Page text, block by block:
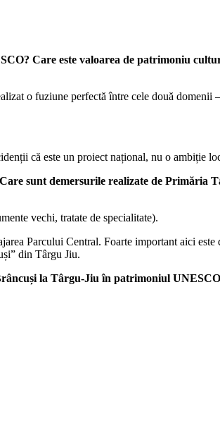
Care este valoarea de patrimoniu
o fuziune perfectă între cele două domenii
că este un proiect național, nu o ambiție
sunt demersurile realizate de Primăria
vechi, tratate de specialitate).
Parcului Central. Foarte important aici este
din Târgu Jiu.
la Târgu-Jiu în patrimoniul